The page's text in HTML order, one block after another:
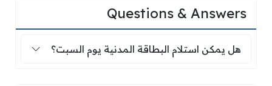
Questions & Answers
هل يمكن استلام البطاقة المدنية يوم السبت؟
هل يمكن استلام البطاقة المدنية يوم السبت؟